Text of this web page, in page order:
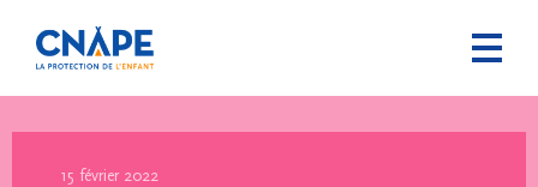
15 février 2022